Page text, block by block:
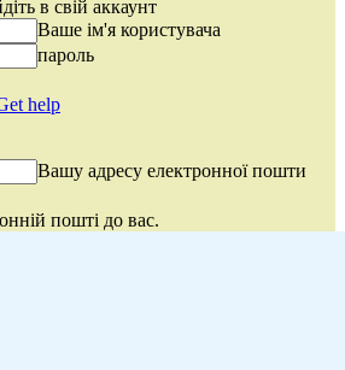
в свій аккаунт
Ваше ім'я користувача
пароль
help
Вашу адресу електронної пошти
пошті до вас.